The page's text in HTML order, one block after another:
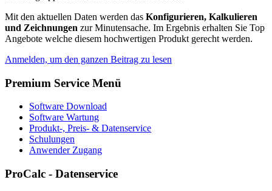
Mit den aktuellen Daten werden das Konfigurieren, Kalkulieren
und Zeichnungen zur Minutensache. Im Ergebnis erhalten Sie Top
Angebote welche diesem hochwertigen Produkt gerecht werden.
Anmelden, um den ganzen Beitrag zu lesen
Premium Service Menü
Software Download
Software Wartung
Produkt-, Preis- & Datenservice
Schulungen
Anwender Zugang
ProCalc - Datenservice